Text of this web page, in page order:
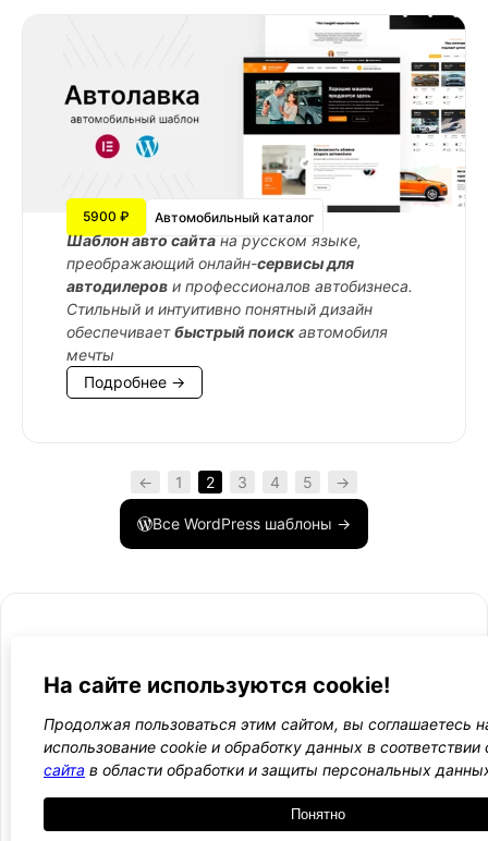
5900 ₽ Автомобильный каталог
Шаблон авто сайта на русском языке,
преображающий онлайн-сервисы для
автодилеров и профессионалов автобизнеса.
Стильный и интуитивно понятный дизайн
обеспечиваетбыстрый поискавтомобиля
мечты
Подробнее →
← 1 2 3 4 5 →
Все WordPress шаблоны →
WordPress лаборатория
Ещё один сайт на WordPress 💛
2021 — 2026 - Обратная связь
-
-
На сайте используются cookie!
Продолжая пользоваться этим сайтом, вы соглашаетесь
использование cookie и обработку данных в соответствии
сайта в области обработки и защиты персональных
Понятно